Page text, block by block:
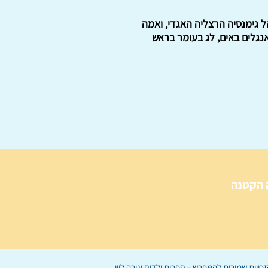
של ברוך בן יהודה, מנהל גימנסיה הרצליה האגדי, ואמה
באים, לג בעומר בראש
הקטנה